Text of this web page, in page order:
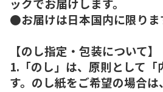
ックでお届けします。
●お届けは日本国内に限りま
【のし指定・包装について】
1.「のし」は、原則として「
す。のし紙をご希望の場合